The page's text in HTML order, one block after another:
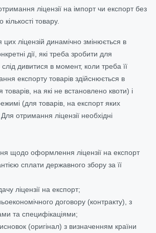
ліцензії на імпорт чи експорт без
товару.
ліцензій динамічно змінюється в
дії, які треба зробити для
слід дивитися в момент, коли треба її
експорту товарів здійснюється в
на які не встановлено квоти) і
(для товарів, на експорт яких
отримання ліцензії необхідні
щодо оформлення ліцензії на експорт
сплати державного збору за її
ліцензії на експорт;
договору (контракту), з
та специфікаціями;
(оригінал) з визначенням країни